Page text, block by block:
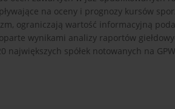
na oceny i prognozy kursów
ograniczają wartość informacyjną
wynikami analizy raportów
największych spółek notowanych na